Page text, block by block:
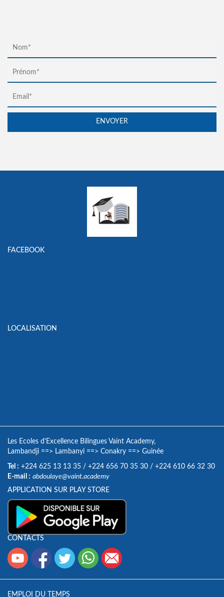
FACEBOOK
LOCALISATION
Les Ecoles d'Excellence Bilingues Vaint Academy,
Lambandji ==> Lambanyi ==> Conakry ==> Guinée
Tel : +224 625 13 13 35 / +224 656 70 35 30 / +224 610 66 32 30
E-mail : abdoulaye@vaint.academy
APPLICATION SUR PLAY STORE
CONTACTS
EMPLOI DU TEMPS